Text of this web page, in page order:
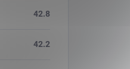
42.8
42.2